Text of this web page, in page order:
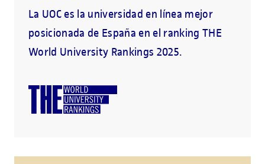
La UOC es la universidad en línea mejor
posicionada de España en el ranking THE
World University Rankings 2025.